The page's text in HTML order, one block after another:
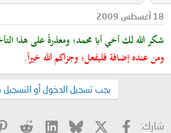
وغير ذلك الكثير الكثير الكثير .
وفق الله الجميع لما يحبّ ويرضى18 أغسطس 2009
شكر الله لك أخي أبا محمد؛ ومعذرةً على هذا
ومن عنده إضافة فليفعل؛ وجزاكم الله خيراً.
يجب تسجيل الدخول أو
شارك: فيسبوك Bluesky
LinkedIn